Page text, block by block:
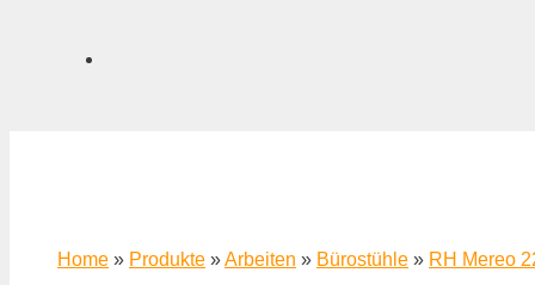
Home » Produkte »Arbeiten » Bürostühle » RH Mereo